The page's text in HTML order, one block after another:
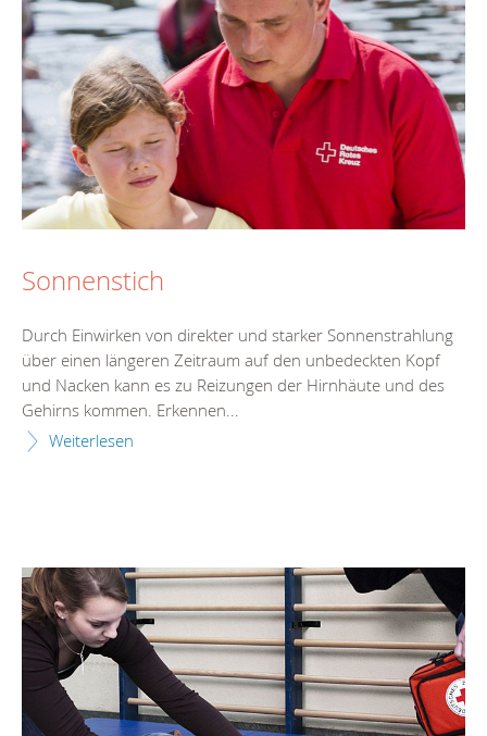
Sonnenstich
Durch Einwirken von direkter und starker Sonnenstrahlung
über einen längeren Zeitraum auf den unbedeckten Kopf
und Nacken kann es zu Reizungen der Hirnhäute und des
Gehirns kommen. Erkennen...
Weiterlesen